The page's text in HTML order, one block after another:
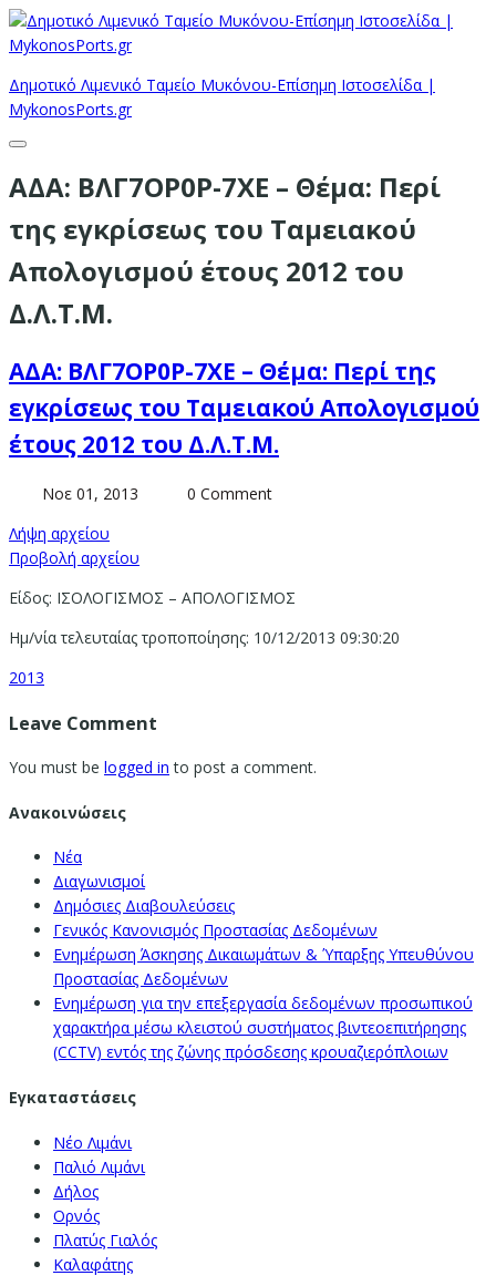
Δημοτικό Λιμενικό Ταμείο Μυκόνου-Επίσημη Ιστοσελίδα |
MykonosPorts.gr
ΑΔΑ: ΒΛΓ7ΟΡ0Ρ-7ΧΕ – Θέμα: Περί
της εγκρίσεως του Ταμειακού
Απολογισμού έτους 2012 του
Δ.Λ.Τ.Μ.
ΑΔΑ: ΒΛΓ7ΟΡ0Ρ-7ΧΕ – Θέμα: Περί της
εγκρίσεως του Ταμειακού Απολογισμού
έτους 2012 του Δ.Λ.Τ.Μ.
Νοε 01, 2013
0 Comment
Λήψη αρχείου
Προβολή αρχείου
Είδος: ΙΣΟΛΟΓΙΣΜΟΣ – ΑΠΟΛΟΓΙΣΜΟΣ
Ημ/νία τελευταίας τροποποίησης: 10/12/2013 09:30:20
2013
Leave Comment
You must be logged in to post a comment.
Ανακοινώσεις
Νέα
Διαγωνισμοί
Δημόσιες Διαβουλεύσεις
Γενικός Κανονισμός Προστασίας Δεδομένων
Ενημέρωση Άσκησης Δικαιωμάτων & Ύπαρξης Υπευθύνου
Προστασίας Δεδομένων
Ενημέρωση για την επεξεργασία δεδομένων προσωπικού
χαρακτήρα μέσω κλειστού συστήματος βιντεοεπιτήρησης
(CCTV) εντός της ζώνης πρόσδεσης κρουαζιερόπλοιων
Εγκαταστάσεις
Νέο Λιμάνι
Παλιό Λιμάνι
Δήλος
Ορνός
Πλατύς Γιαλός
Καλαφάτης